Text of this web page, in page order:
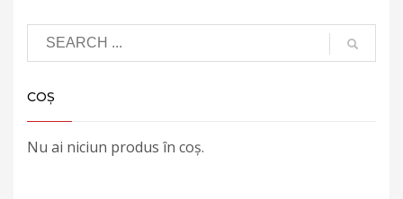
COȘ
Nu ai niciun produs în coș.